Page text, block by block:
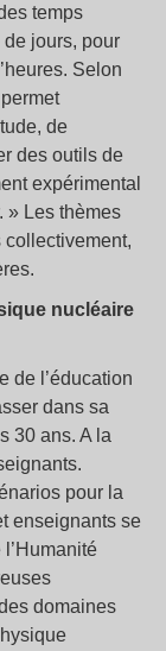
temps
de jours, pour
Selon
de
des outils de
expérimental
» Les thèmes
nucléaire
de l’éducation
dans sa
30 ans. A la
pour la
enseignants se
domaines